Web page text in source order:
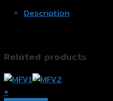
Description
Related products
+